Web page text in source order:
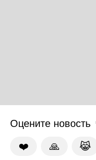
Оцените новость
❤️ 🙏 😹